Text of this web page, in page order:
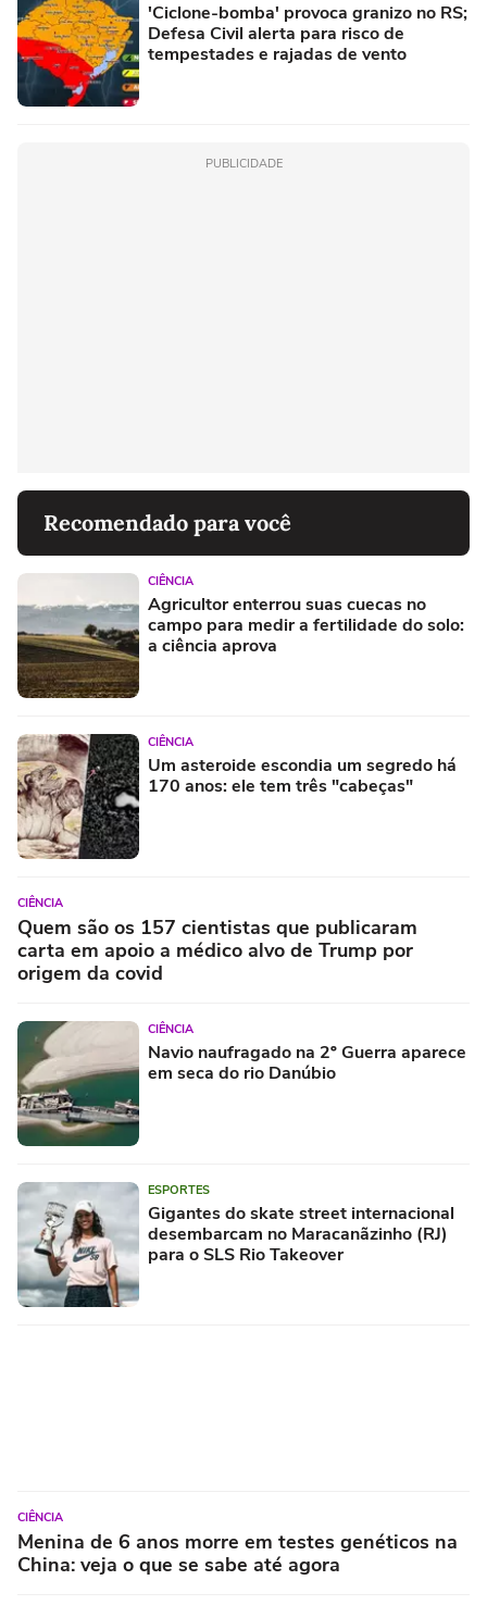
'Ciclone-bomba' provoca granizo no RS;
Defesa Civil alerta para risco de
tempestades e rajadas de vento
PUBLICIDADE
Recomendado para você
CIÊNCIA
Agricultor enterrou suas cuecas no
campo para medir a fertilidade do solo:
a ciência aprova
CIÊNCIA
Um asteroide escondia um segredo há
170 anos: ele tem três "cabeças"
CIÊNCIA
Quem são os 157 cientistas que publicaram
carta em apoio a médico alvo de Trump por
origem da covid
CIÊNCIA
Navio naufragado na 2º Guerra aparece
em seca do rio Danúbio
ESPORTES
Gigantes do skate street internacional
desembarcam no Maracanãzinho (RJ)
para o SLS Rio Takeover
CIÊNCIA
Menina de 6 anos morre em testes genéticos na
China: veja o que se sabe até agora